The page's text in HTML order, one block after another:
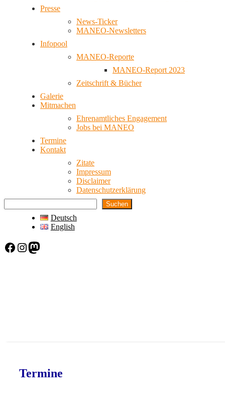
Presse
News-Ticker
MANEO-Newsletters
Infopool
MANEO-Reporte
MANEO-Report 2023
Zeitschrift & Bücher
Galerie
Mitmachen
Ehrenamtliches Engagement
Jobs bei MANEO
Termine
Kontakt
Zitate
Impressum
Disclaimer
Datenschutzerklärung
Suchen
Deutsch
English
Facebook Instagram Mastodon
Termine